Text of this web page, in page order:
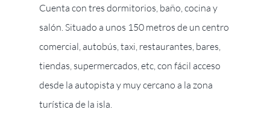
Cuenta con tres dormitorios, baño, cocina y
salón. Situado a unos 150 metros de un centro
comercial, autobús, taxi, restaurantes, bares,
tiendas, supermercados, etc, con fácil acceso
desde la autopista y muy cercano a la zona
turística de la isla.